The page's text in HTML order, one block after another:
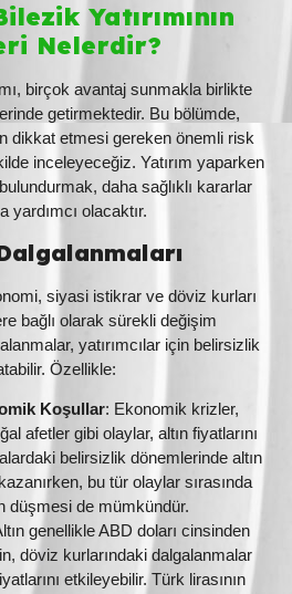
Yatırımının
Nelerdir?
birçok avantaj sunmakla birlikte
getirmektedir. Bu bölümde,
dikkat etmesi gereken önemli risk
inceleyeceğiz. Yatırım yaparken
daha sağlıklı kararlar
yardımcı olacaktır.
siyasi istikrar ve döviz kurları
bağlı olarak sürekli değişim
yatırımcılar için belirsizlik
Özellikle:
Koşullar: Ekonomik krizler,
afetler gibi olaylar, altın fiyatlarını
belirsizlik dönemlerinde altın
bu tür olaylar sırasında
düşmesi de mümkündür.
genellikle ABD doları cinsinden
döviz kurlarındaki dalgalanmalar
etkileyebilir. Türk lirasının